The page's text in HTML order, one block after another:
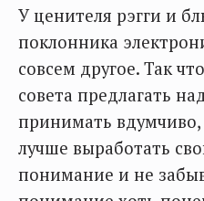
У ценителя рэгги и
поклонника
совсем другое. Так
совета предлагать
принимать вдумчиво,
лучше выработать
понимание и не